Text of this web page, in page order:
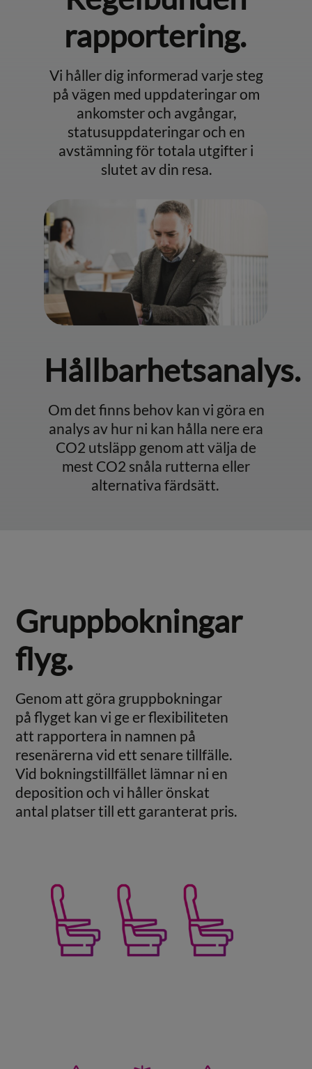
rapportering.
Vi håller dig informerad varje steg
på vägen med uppdateringar om
ankomster och avgångar,
statusuppdateringar och en
avstämning för totala utgifter i
slutet av din resa.
Hållbarhetsanalys.
Om det finns behov kan vi göra en
analys av hur ni kan hålla nere era
CO2 utsläpp genom att välja de
mest CO2 snåla rutterna eller
alternativa färdsätt.
Gruppbokningar
flyg.
Genom att göra gruppbokningar
på flyget kan vi ge er flexibiliteten
att rapportera in namnen på
resenärerna vid ett senare tillfälle.
Vid bokningstillfället lämnar ni en
deposition och vi håller önskat
antal platser till ett garanterat pris.